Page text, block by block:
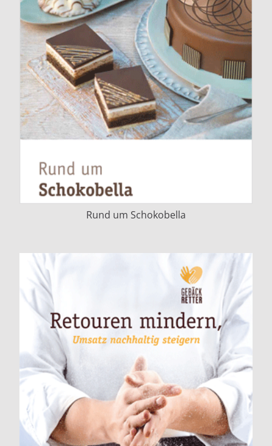
Rund um Schokobella